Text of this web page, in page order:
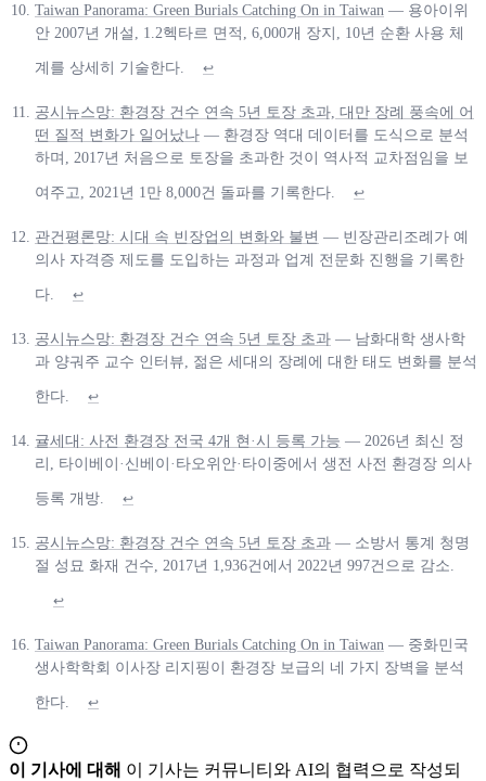
Taiwan Panorama: Green Burials Catching On in Taiwan — 용아이위
안 2007년 개설, 1.2헥타르 면적, 6,000개 장지, 10년 순환 사용 체
계를 상세히 기술한다. ↩
공시뉴스망: 환경장 건수 연속 5년 토장 초과, 대만 장례 풍속에 어
떤 질적 변화가 일어났나 — 환경장 역대 데이터를 도식으로 분석
하며, 2017년 처음으로 토장을 초과한 것이 역사적 교차점임을 보
여주고, 2021년 1만 8,000건 돌파를 기록한다. ↩
관건평론망: 시대 속 빈장업의 변화와 불변 — 빈장관리조례가 예
의사 자격증 제도를 도입하는 과정과 업계 전문화 진행을 기록한
다. ↩
공시뉴스망: 환경장 건수 연속 5년 토장 초과 — 남화대학 생사학
과 양궈주 교수 인터뷰, 젊은 세대의 장례에 대한 태도 변화를 분석
한다. ↩
귤세대: 사전 환경장 전국 4개 현·시 등록 가능 — 2026년 최신 정
리, 타이베이·신베이·타오위안·타이중에서 생전 사전 환경장 의사
등록 개방. ↩
공시뉴스망: 환경장 건수 연속 5년 토장 초과 — 소방서 통계 청명
절 성묘 화재 건수, 2017년 1,936건에서 2022년 997건으로 감소.
↩
Taiwan Panorama: Green Burials Catching On in Taiwan — 중화민국
생사학학회 이사장 리지핑이 환경장 보급의 네 가지 장벽을 분석
한다. ↩
이 기사에 대해 이 기사는 커뮤니티와 AI의 협력으로 작성되